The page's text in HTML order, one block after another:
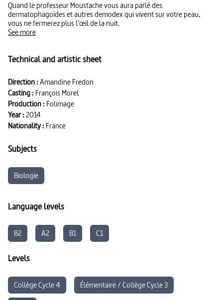
Quand le professeur Moustache vous aura parlé des
dermatophagoïdes et autres demodex qui vivent sur votre peau,
vous ne fermerez plus l’œil de la nuit.
See more
Technical and artistic sheet
Direction :Amandine Fredon
Casting :François Morel
Production :Folimage
Year :2014
Nationality :France
Subjects
Biologie
Language levels
B2 A2 B1 C1
Levels
Collège Cycle 4
Élémentaire / Collège Cycle 3